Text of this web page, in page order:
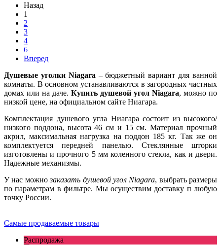
Назад
1
2
3
4
6
Вперед
Душевые уголки Niagara – бюджетный вариант для ванной
комнаты. В основном устанавливаются в загородных частных
домах или на даче. Купить душевой угол Niagara, можно по
низкой цене, на официальном сайте Ниагара.
Комплектация душевого угла Ниагара состоит из высокого/
низкого поддона, высота 46 см и 15 см. Материал прочный
акрил, максимальная нагрузка на поддон 185 кг. Так же он
комплектуется передней панелью. Стеклянные шторки
изготовлены и прочного 5 мм коленного стекла, как и двери.
Надежные механизмы.
У нас можнозаказать душевой угол Niagara, выбрать размеры
по параметрам в фильтре. Мы осуществим доставку п любую
точку России.
Самые продаваемые товары
Распродажа